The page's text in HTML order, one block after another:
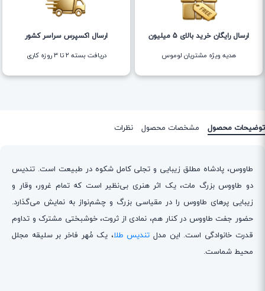
ارسال رایگان خرید بالای 5 میلیون
هدیه ویژه مشتریان لوموس
ارسال اکسپرس سراسر کشور
دریافت بسته ۲ تا ۳ روزه کاری
توضیحات محصول مشخصات محصول نظرات
طاووس، پادشاه مطلق زیبایی و تجلی کامل شکوه در طبیعت است. تندیس
دو طاووس بزرگ مات، یک اثر هنری بی‌نظیر است که تمام غرور، وقار و
زیبایی پرهای طاووس را در مقیاسی بزرگ و چشم‌نواز به نمایش می‌گذارد.
حضور جفت طاووس در کنار هم، نمادی از ثروت، خوشبختی مشترک و تداوم
قدرت خانوادگی است. این مدل تندیس طلا، یک مُهر فاخر بر سلیقه مجلل
محیط شماست.